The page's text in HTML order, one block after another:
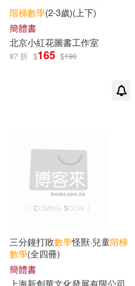
階梯數學(2-3歲)(上下)
簡體書
北京小紅花圖書工作室
87 折 $165 $190
三分鐘打敗數學怪獸·兒童階梯
數學(全四冊)
簡體書
上海新創華文化發展有限公司